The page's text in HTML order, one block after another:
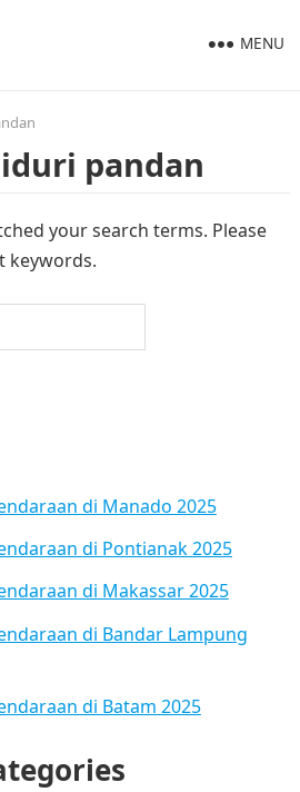
MENU
pandan
your search terms. Please
keywords.
di Manado 2025
di Pontianak 2025
di Makassar 2025
di Bandar Lampung
di Batam 2025